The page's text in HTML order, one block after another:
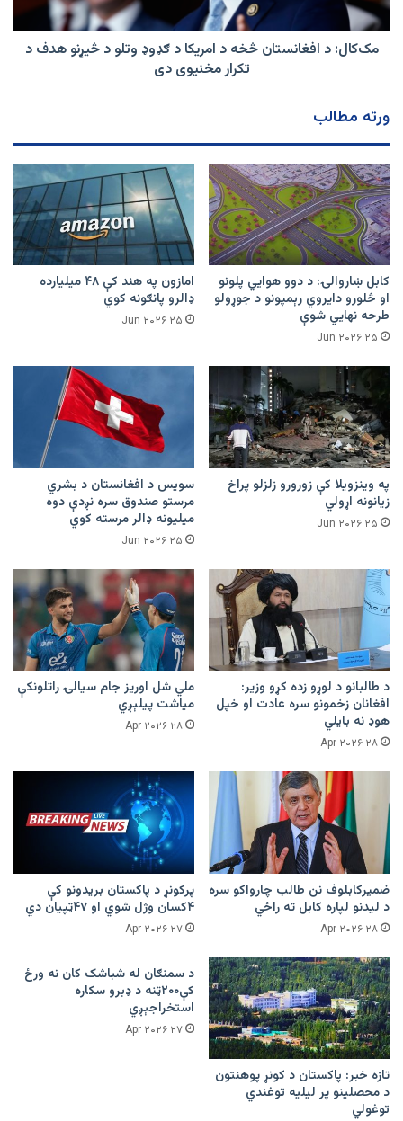
ګډوډ
وتلو
تکرار
مخنیوی
دی
مک‌‌کال: د افغانستان څخه د امریکا د ګډوډ وتلو د څیړنو هدف د
تکرار مخنیوی دی
ورته مطالب
کابل ښاروالۍ: د دوو هوايي پلونو
او څلورو دایروي رېمپونو د جوړولو
طرحه نهایي شوې
۲۵ Jun ۲۰۲۶
امازون په هند کې ۴۸ میلیارده
ډالرو پانګونه کوي
۲۵ Jun ۲۰۲۶
په وینزویلا کې زورورو زلزلو پراخ
زیانونه اړولي
۲۵ Jun ۲۰۲۶
سویس د افغانستان د بشري
مرستو صندوق سره نږدې دوه
میلیونه ډالر مرسته کوي
۲۵ Jun ۲۰۲۶
د طالبانو د لوړو زده کړو وزیر:
افغانان زخمونو سره عادت او خپل
هوډ نه بایلي
۲۸ Apr ۲۰۲۶
ملي شل اوریز جام سیالۍ راتلونکې
میاشت پیلېږي
۲۸ Apr ۲۰۲۶
ضمیرکابلوف نن طالب چارواکو سره
د لیدنو لپاره کابل ته راځي
۲۸ Apr ۲۰۲۶
پرکونړ د پاکستان بریدونو کې
۴کسان وژل شوي او ۴۷ټپیان دي
۲۷ Apr ۲۰۲۶
تازه خبر: پاکستان د کونړ پوهنتون
د محصلینو پر لیلیه توغندي
توغولي
د سمنګان له شباشک کان نه ورځ
کې۲۰۰ټنه د ډبرو سکاره
استخراجېږي
۲۷ Apr ۲۰۲۶